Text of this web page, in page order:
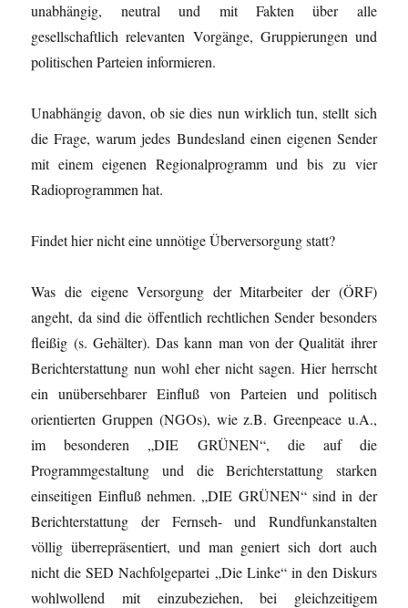
unabhängig, neutral und mit Fakten über alle
gesellschaftlich relevanten Vorgänge, Gruppierungen und
politischen Parteien informieren.
Unabhängig davon, ob sie dies nun wirklich tun, stellt sich
die Frage, warum jedes Bundesland einen eigenen Sender
mit einem eigenen Regionalprogramm und bis zu vier
Radioprogrammen hat.
Findet hier nicht eine unnötige Überversorgung statt?
Was die eigene Versorgung der Mitarbeiter der (ÖRF)
angeht, da sind die öffentlich rechtlichen Sender besonders
fleißig (s. Gehälter). Das kann man von der Qualität ihrer
Berichterstattung nun wohl eher nicht sagen. Hier herrscht
ein unübersehbarer Einfluß von Parteien und politisch
orientierten Gruppen (NGOs), wie z.B. Greenpeace u.A.,
im besonderen „DIE GRÜNEN“, die auf die
Programmgestaltung und die Berichterstattung starken
einseitigen Einfluß nehmen. „DIE GRÜNEN“ sind in der
Berichterstattung der Fernseh- und Rundfunkanstalten
völlig überrepräsentiert, und man geniert sich dort auch
nicht die SED Nachfolgepartei „Die Linke“ in den Diskurs
wohlwollend mit einzubeziehen, bei gleichzeitigem